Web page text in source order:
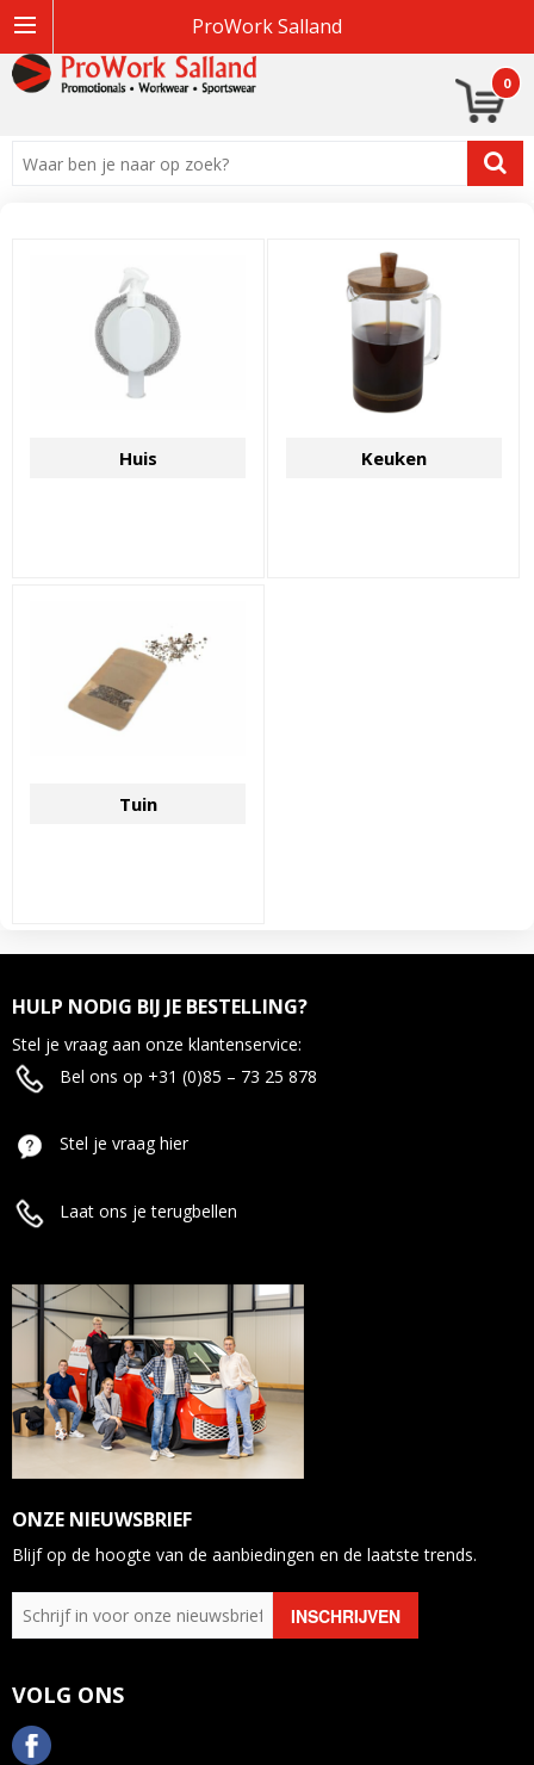
ProWork Salland
0
Huis Keuken
Tuin
HULP NODIG BIJ JE BESTELLING?
Stel je vraag aan onze klantenservice:
Bel ons op +31 (0)85 – 73 25 878
Stel je vraag hier
Laat ons je terugbellen
ONZE NIEUWSBRIEF
Blijf op de hoogte van de aanbiedingen en de laatste trends.
VOLG ONS